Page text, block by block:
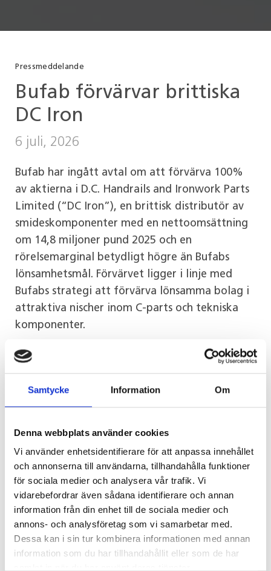
Samtycke Information Om
Denna webbplats använder cookies
Vi använder enhetsidentifierare för att anpassa innehållet
och annonserna till användarna, tillhandahålla funktioner
för sociala medier och analysera vår trafik. Vi
vidarebefordrar även sådana identifierare och annan
information från din enhet till de sociala medier och
annons- och analysföretag som vi samarbetar med.
Dessa kan i sin tur kombinera informationen med annan
information som du har tillhandahållit eller som de har
Pressmeddelande
Bufab förvärvar brittiska
DC Iron
6 juli, 2026
Bufab har ingått avtal om att förvärva 100%
av aktierna i D.C. Handrails and Ironwork Parts
Limited (“DC Iron”), en brittisk distributör av
smideskomponenter med en nettoomsättning
om 14,8 miljoner pund 2025 och en
rörelsemarginal betydligt högre än Bufabs
lönsamhetsmål. Förvärvet ligger i linje med
Bufabs strategi att förvärva lönsamma bolag i
attraktiva nischer inom C-parts och tekniska
komponenter.
DC Iron är en distributör av
smideskomponenter, rörkopplingar (key
clamps), räckessystem och stängsellösningar för
tillverkande företag, ingenjörsbolag och
kundkoncentration, med slutkunder inom
segment såsom infrastruktur, offentliga
inomhusmiljöer och säkerhet. DC Iron har under
de senaste åren uppvisat mycket god tillväxt
och lönsamhet. Bolaget är baserat i Newcastle
upon Tyne och har 40 anställda. Säljare är DC